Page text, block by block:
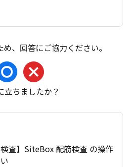
立ちましたか？
査】SiteBox 配筋検査 の操作